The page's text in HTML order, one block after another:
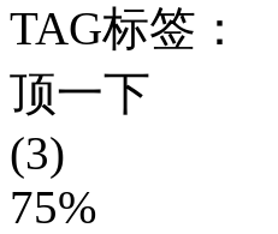
TAG标签：
顶一下
(3)
75%